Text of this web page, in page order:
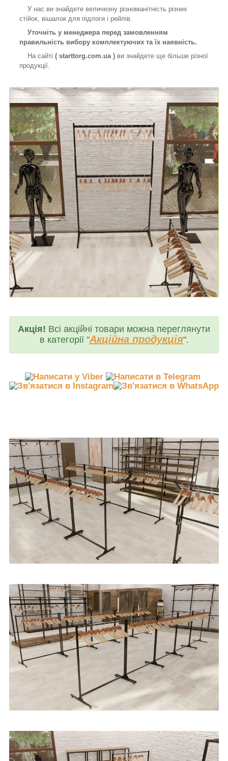
У нас ви знайдете величезну різноманітність різних
стійок, вішалок для підлоги і рейлів.
Уточніть у менеджера перед замовленням
правильність вибору комплектуючих та їх наявність.
На сайті ( starttorg.com.ua ) ви знайдете ще більше різної
продукції.
Акція! Всі акційні товари можна переглянути
в категорії "Акційна продукція".